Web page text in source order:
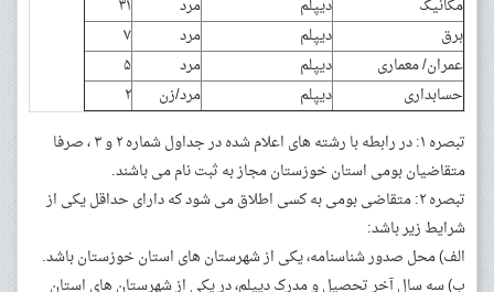
مکانیک دیپلم مرد
۳۱
برق
دیپلم مرد
۷
عمران/ معماری
دیپلم مرد
۵
حسابداری
دیپلم مرد/زن
۲
تبصره ۱: در رابطه با رشته های اعلام شده در جداول شماره ۲ و ۳ ، صرفا
متقاضیان بومی استان خوزستان مجاز به ثبت نام می باشند.
تبصره ۲: متقاضی بومی به کسی اطلاق می شود که دارای حداقل یکی از
شرایط زیر باشد:
الف) محل صدور شناسنامه، یکی از شهرستان های استان خوزستان باشد.
ب) سه سال آخر تحصیل و مدرک دیپلم، در یکی از شهرستان های استان